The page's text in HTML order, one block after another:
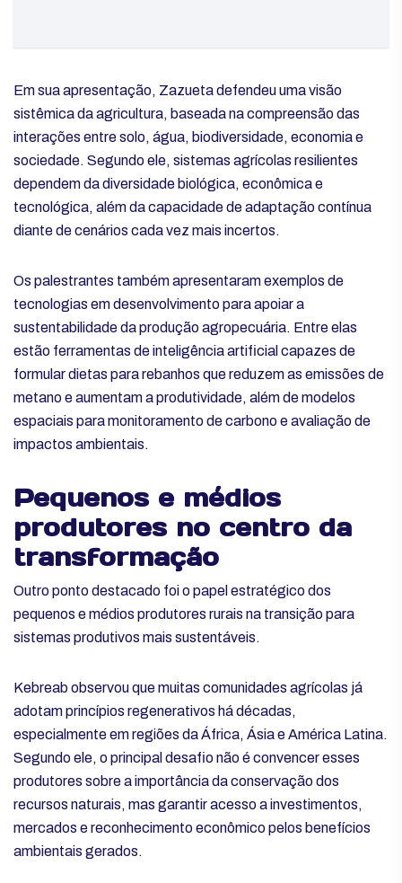
Em sua apresentação, Zazueta defendeu uma visão
sistêmica da agricultura, baseada na compreensão das
interações entre solo, água, biodiversidade, economia e
sociedade. Segundo ele, sistemas agrícolas resilientes
dependem da diversidade biológica, econômica e
tecnológica, além da capacidade de adaptação contínua
diante de cenários cada vez mais incertos.
Os palestrantes também apresentaram exemplos de
tecnologias em desenvolvimento para apoiar a
sustentabilidade da produção agropecuária. Entre elas
estão ferramentas de inteligência artificial capazes de
formular dietas para rebanhos que reduzem as emissões de
metano e aumentam a produtividade, além de modelos
espaciais para monitoramento de carbono e avaliação de
impactos ambientais.
Pequenos e médios
produtores no centro da
transformação
Outro ponto destacado foi o papel estratégico dos
pequenos e médios produtores rurais na transição para
sistemas produtivos mais sustentáveis.
Kebreab observou que muitas comunidades agrícolas já
adotam princípios regenerativos há décadas,
especialmente em regiões da África, Ásia e América Latina.
Segundo ele, o principal desafio não é convencer esses
produtores sobre a importância da conservação dos
recursos naturais, mas garantir acesso a investimentos,
mercados e reconhecimento econômico pelos benefícios
ambientais gerados.